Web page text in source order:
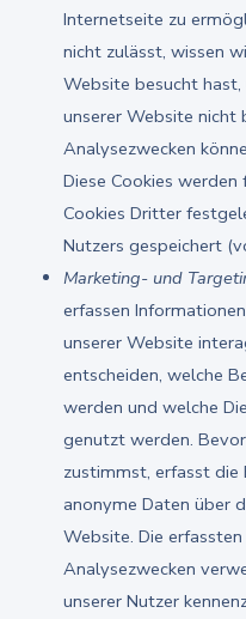
Internetseite zu
nicht zulässt, wissen
Website besucht
unserer Website nicht
Analysezwecken
Diese Cookies
Cookies Dritter
Nutzers gespeichert
Marketing- und
erfassen
unserer Website
entscheiden, welche
werden und welche
genutzt werden.
zustimmst, erfasst die
anonyme Daten über
Website. Die
Analysezwecken
unserer Nutzer